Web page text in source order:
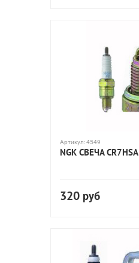
Артикул:4549
NGK СВЕЧА CR7HSA
320 руб